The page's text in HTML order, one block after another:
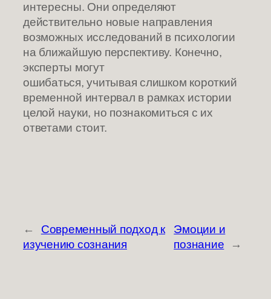
интересны. Они определяют
действительно новые направления
возможных исследований в психологии
на ближайшую перспективу. Конечно,
эксперты могут
ошибаться, учитывая слишком короткий
временной интервал в рамках истории
целой науки, но познакомиться с их
ответами стоит.
←
Современный подход к
изучению сознания
Эмоции и
познание
→